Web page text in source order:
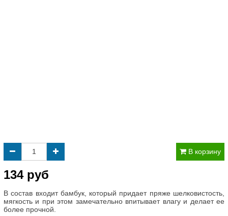
В корзину
134 руб
В состав входит бамбук, который придает пряже шелковистость,
мягкость и при этом замечательно впитывает влагу и делает ее
более прочной.